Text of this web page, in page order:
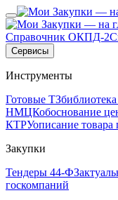
Справочник ОКПД-2
Сервисы
Инструменты
Готовые ТЗ
НМЦКобоснование
КТРУописание товара
Закупки
Тендеры 44-ФЗ
госкомпаний